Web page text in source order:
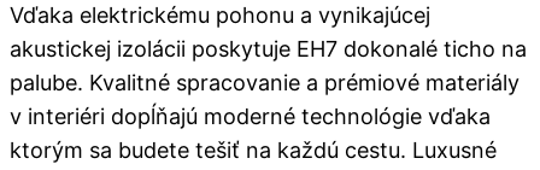
Vďaka elektrickému pohonu a vynikajúcej
akustickej izolácii poskytuje EH7 dokonalé ticho na
palube. Kvalitné spracovanie a prémiové materiály
v interiéri dopĺňajú moderné technológie vďaka
ktorým sa budete tešiť na každú cestu. Luxusné